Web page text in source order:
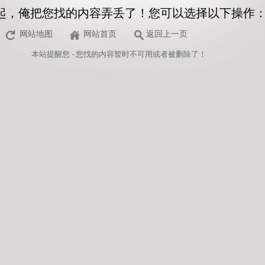
，俺把您找的内容弄丢了！您可以选择以下操作
网站地图 网站首页 返回上一页
本站提醒您 - 您找的内容暂时不可用或者被删除了！